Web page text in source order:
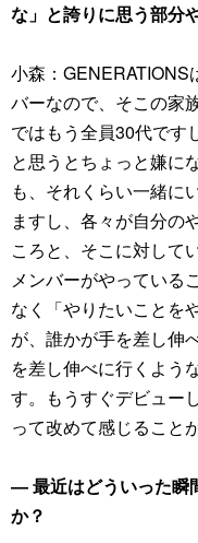
な」と誇りに思う部分
小森：GENERATIONS
バーなので、そこの家
ではもう全員30代です
と思うとちょっと嫌に
も、それくらい一緒に
ますし、各々が自分の
ころと、そこに対して
メンバーがやっている
なく「やりたいことを
が、誰かが手を差し伸
を差し伸べに行くよう
す。もうすぐデビュー
って改めて感じること
― 最近はどういった瞬
か？